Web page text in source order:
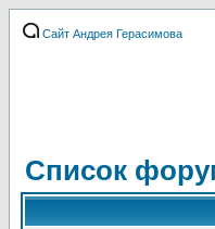
Сайт Андрея Герасимова
Список